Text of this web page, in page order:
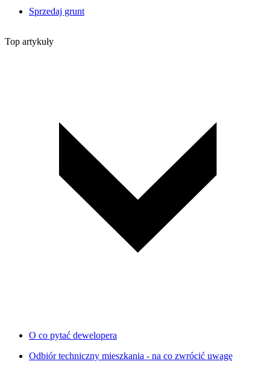
Sprzedaj grunt
Top artykuły
O co pytać dewelopera
Odbiór techniczny mieszkania - na co zwrócić uwagę